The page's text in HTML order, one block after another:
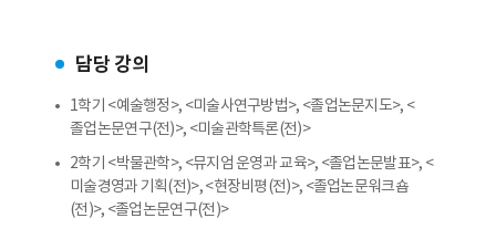
담당 강의
1학기 <예술행정>, <미술사연구방법>, <졸업논문지도>, <
졸업논문연구(전)>, <미술관학특론(전)>
2학기 <박물관학>, <뮤지엄 운영과 교육>, <졸업논문발표>, <
미술경영과 기획(전)>, <현장비평(전)>, <졸업논문워크숍
(전)>, <졸업논문연구(전)>